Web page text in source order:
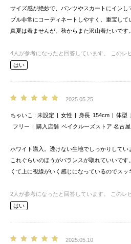
サイズ感が絶妙で、パンツやスカートにイン
プル非常にコーディネートしやすく、重宝して
真夏は着ませんが、秋からまた沢山着たいです。
4 人が参考になったと回答しています。
このレ
はい
2025.05.25
ちゃいこ 未設定 女性 身長 154cm 体型
フリー
購入店舗 ベイクルーズストア 名古
ホワイト購入。透けない生地でしっかりして
これぐらいのほうがバランスが取れていいで
くて上に視線がいく感じになっているのでスッ
2 人が参考になったと回答しています。
このレ
はい
2025.05.10